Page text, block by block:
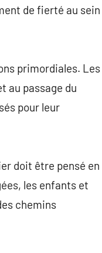
de fierté au sein
primordiales. Les
au passage du
pour leur
doit être pensé en
les enfants et
chemins